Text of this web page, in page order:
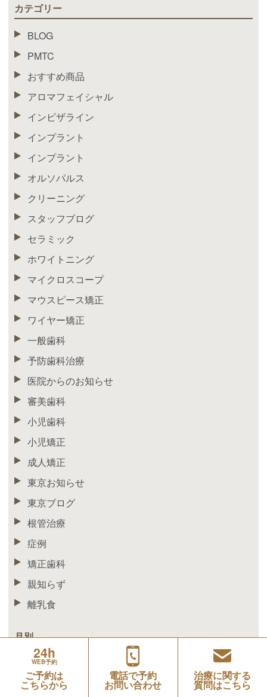
カテゴリー
BLOG
PMTC
おすすめ商品
アロマフェイシャル
インビザライン
インプラント
インプラント
オルソパルス
クリーニング
スタッフブログ
セラミック
ホワイトニング
マイクロスコープ
マウスピース矯正
ワイヤー矯正
一般歯科
予防歯科治療
医院からのお知らせ
審美歯科
小児歯科
小児矯正
成人矯正
東京お知らせ
東京ブログ
根管治療
症例
矯正歯科
親知らず
離乳食
月別
2026年8月
2026年6月
24h
WEB予約
ご予約は
こちらから
電話で予約
お問い合わせ
治療に関する
質問はこちら